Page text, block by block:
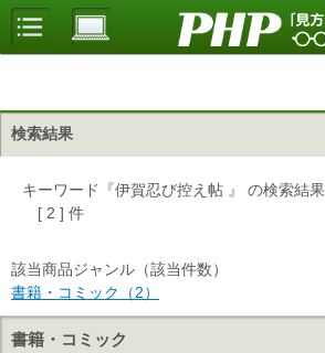
検索結果
キーワード『伊賀忍び控え帖 』 の検索結果
[ 2 ] 件
該当商品ジャンル（該当件数）
書籍・コミック（2）
書籍・コミック